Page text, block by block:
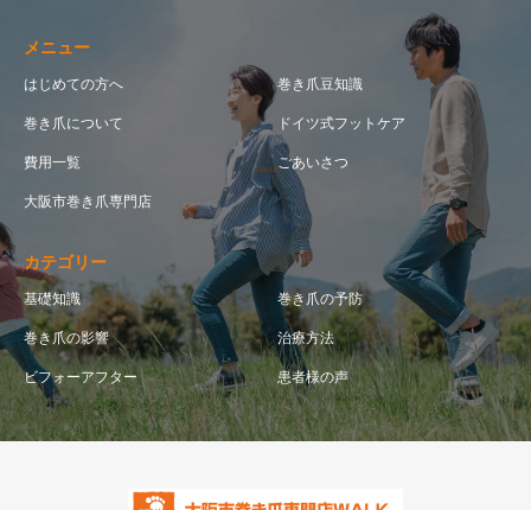
メニュー
はじめての方へ 巻き爪豆知識
巻き爪について ドイツ式フットケア
費用一覧 ごあいさつ
大阪市巻き爪専門店
カテゴリー
基礎知識 巻き爪の予防
巻き爪の影響 治療方法
ビフォーアフター 患者様の声